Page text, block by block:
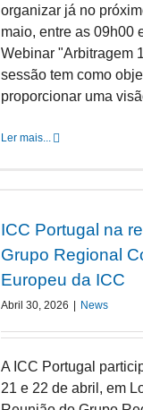
organizar já no
maio, entre as 09h00
Webinar "Arbitragem
sessão tem como
proporcionar uma
Ler mais...
ICC Portugal na
Grupo Regional
Europeu da ICC
Abril 30, 2026 News
A ICC Portugal
21 e 22 de abril, em